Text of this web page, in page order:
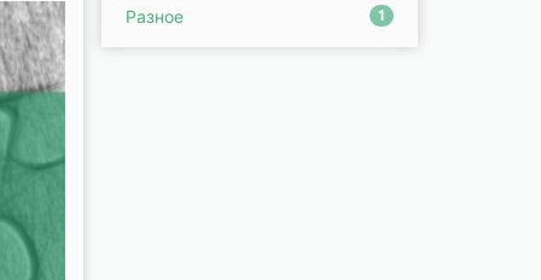
Разное 1